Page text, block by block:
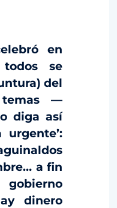
en
se
del
temas —
diga así
a fin
dinero